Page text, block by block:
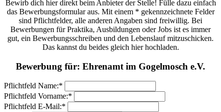
Bewirb dich hier direkt beim Anbieter der Stelle! Fülle dazu einfach
das Bewerbungsformular aus. Mit einem * gekennzeichnete Felder
sind Pflichtfelder, alle anderen Angaben sind freiwillig. Bei
Bewerbungen für Praktika, Ausbildungen oder Jobs ist es immer
gut, ein Bewerbungsschreiben und den Lebenslauf mitzuschicken.
Das kannst du beides gleich hier hochladen.
Bewerbung für: Ehrenamt im Gogelmosch e.V.
Pflichtfeld Name:*
Pflichtfeld Vorname:*
Pflichtfeld E-Mail:*